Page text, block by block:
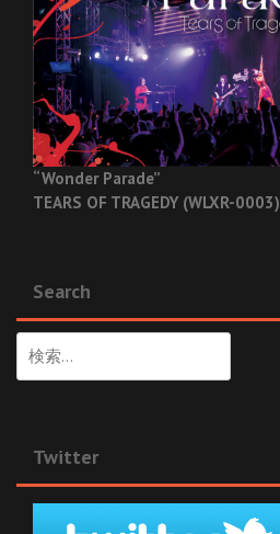
“Wonder Parade”
TEARS OF TRAGEDY (WLXR-0003)
Search
索:
Twitter